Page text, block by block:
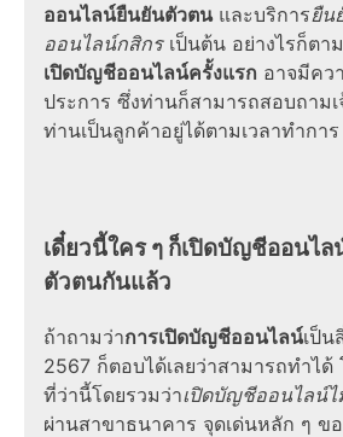
ออนไลน์ยืนยันตัวตนและบริการยืน
ออนไลน์กสิกรเป็นต้น อย่างไรก็ตา
เปิดบัญชีออนไลน์ครั้งแรก อาจมีคว
ประการ ซึ่งท่านก็สามารถสอบถาม
ท่านเป็นลูกค้าอยู่ได้ตามเวลาทำการ
เดี๋ยวนี้ใคร ๆ ก็เปิดบัญชีออนไ
ตัวตนกันแล้ว
ถ้าถามว่าการเปิดบัญชีออนไลน์เป็น
2567 ก็ตอบได้เลยว่าสามารถทำได้
ที่ว่านี้โดยรวมว่าเปิดบัญชีออนไลน์
ผ่านสาขาธนาคาร จุดเด่นหลัก ๆ ข